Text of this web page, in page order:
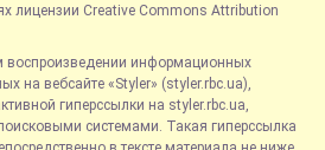
лицензии Creative Commons Attribution
воспроизведении информационных
на вебсайте «Styler» (styler.rbc.ua),
гиперссылки на styler.rbc.ua,
системами. Такая гиперссылка